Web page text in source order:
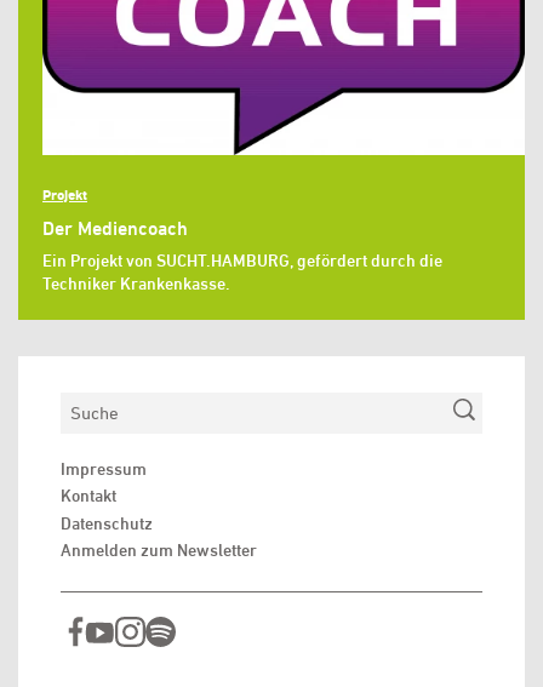
Projekt
Der Mediencoach
Ein Projekt von SUCHT.HAMBURG, gefördert durch die
Techniker Krankenkasse.
Suchen
Impressum
Kontakt
Datenschutz
Anmelden zum Newsletter